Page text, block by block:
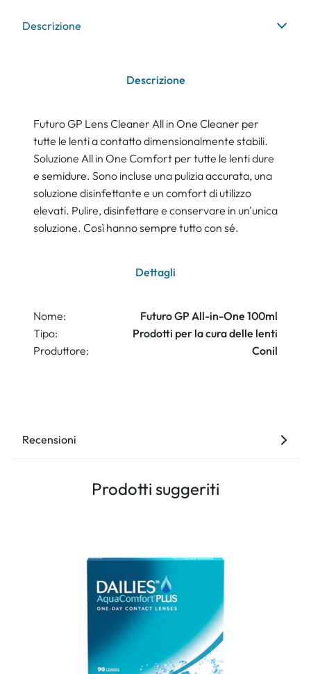
Descrizione
Descrizione
Futuro GP Lens Cleaner All in One Cleaner per
tutte le lenti a contatto dimensionalmente stabili.
Soluzione All in One Comfort per tutte le lenti dure
e semidure. Sono incluse una pulizia accurata, una
soluzione disinfettante e un comfort di utilizzo
elevati. Pulire, disinfettare e conservare in un'unica
soluzione. Così hanno sempre tutto con sé.
Dettagli
Nome:
Futuro GP All-in-One 100ml
Tipo:
Prodotti per la cura delle lenti
Produttore:
Conil
Recensioni
Prodotti suggeriti